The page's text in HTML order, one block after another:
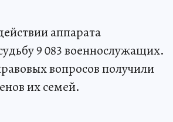
аппарата
9 083 военнослужащих.
вопросов получили
их семей.